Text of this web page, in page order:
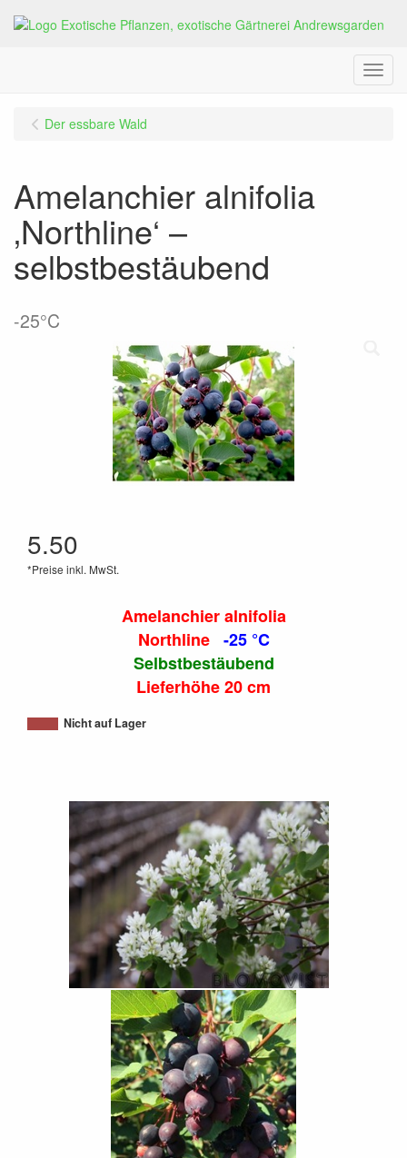
Menu
Der essbare Wald
Amelanchier alnifolia
‚Northline‘ –
selbstbestäubend
-25°C
5.50
*Preise inkl. MwSt.
Amelanchier alnifolia
Northline -25 °C
Selbstbestäubend
Lieferhöhe 20 cm
Nicht auf Lager